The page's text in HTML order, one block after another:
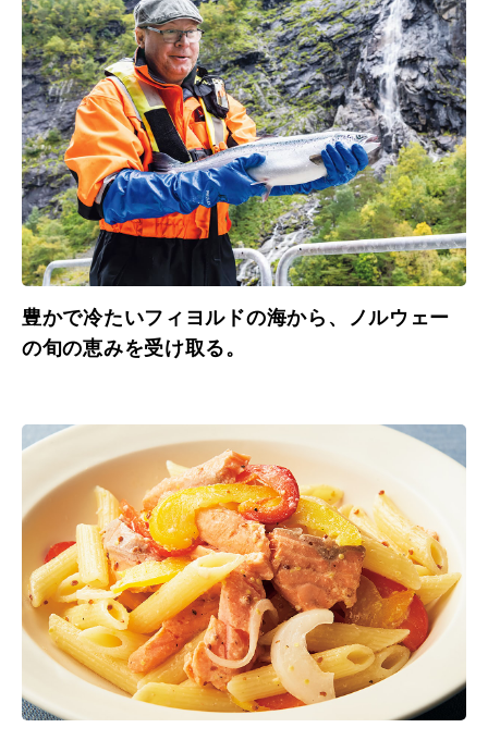
豊かで冷たいフィヨルドの海から、ノルウェー
の旬の恵みを受け取る。